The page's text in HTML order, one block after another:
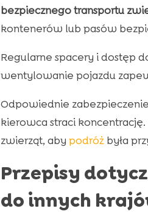
bezpiecznego transportu
kontenerów lub pasów
Regularne spacery i dostęp
wentylowanie pojazdu
Odpowiednie
kierowca straci
zwierząt, aby podróżbyła
Przepisy
do innych